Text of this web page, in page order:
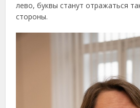
лево, буквы станут отражаться
стороны.